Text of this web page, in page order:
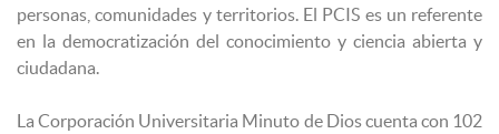
personas, comunidades y territorios. El PCIS es un referente
en la democratización del conocimiento y ciencia abierta y
ciudadana.
La Corporación Universitaria Minuto de Dios cuenta con 102